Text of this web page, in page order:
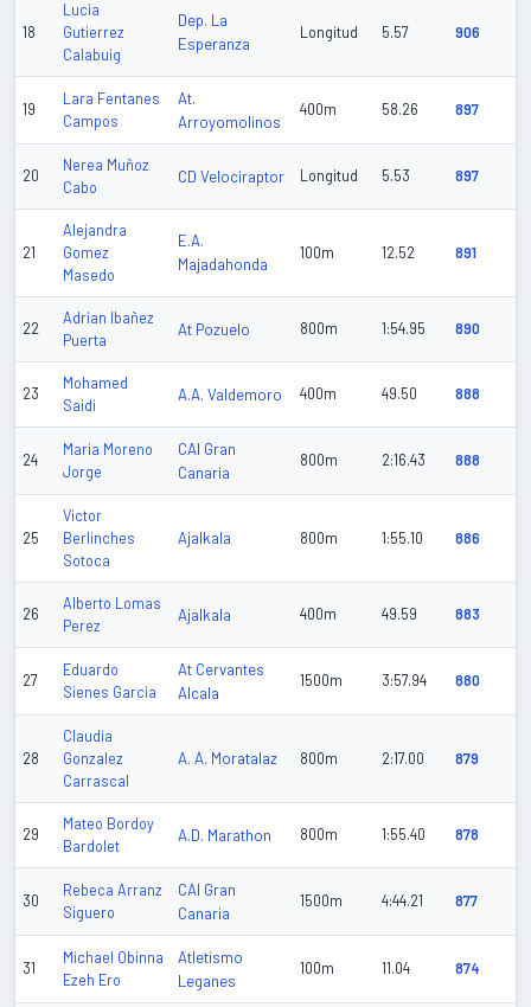
18
Lucia
Gutierrez
Calabuig
Dep. La
Esperanza
Longitud 5.57 906
19
Lara Fentanes
Campos
At.
Arroyomolinos
400m 58.26 897
20
Nerea Muñoz
Cabo
CD Velociraptor Longitud 5.53 897
21
Alejandra
Gomez
Masedo
E.A.
Majadahonda
100m 12.52 891
22
Adrian Ibañez
Puerta
At Pozuelo 800m 1:54.95 890
23
Mohamed
Saidi
A.A. Valdemoro 400m 49.50 888
24
Maria Moreno
Jorge
CAI Gran
Canaria
800m 2:16.43 888
25
Victor
Berlinches
Sotoca
Ajalkala 800m 1:55.10 886
26
Alberto Lomas
Perez
Ajalkala 400m 49.59 883
27
Eduardo
Sienes Garcia
At Cervantes
Alcala
1500m 3:57.94 880
28
Claudia
Gonzalez
Carrascal
A. A. Moratalaz 800m 2:17.00 879
29
Mateo Bordoy
Bardolet
A.D. Marathon 800m 1:55.40 878
30
Rebeca Arranz
Siguero
CAI Gran
Canaria
1500m 4:44.21 877
31
Michael Obinna
Ezeh Ero
Atletismo
Leganes
100m 11.04 874